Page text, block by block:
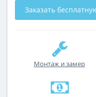
Заказать
Монтаж и замер